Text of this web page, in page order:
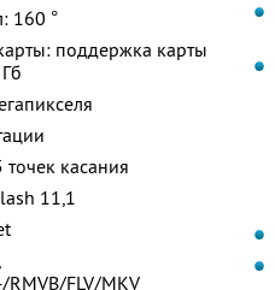
160 °
поддержка карты
касания
11,1
FLV/MKV